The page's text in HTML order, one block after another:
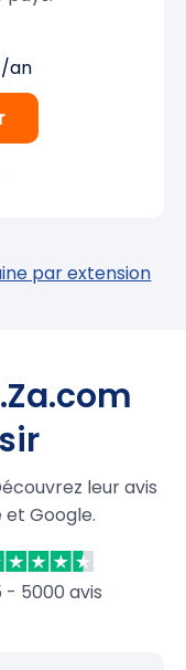
an
par extension
leur avis
et Google.
- 5000 avis